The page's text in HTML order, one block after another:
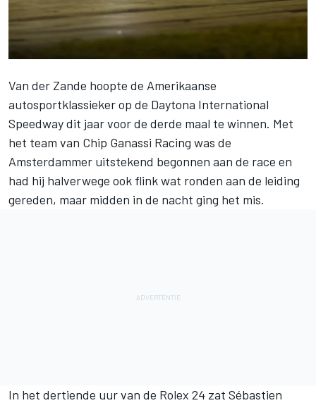
Van der Zande hoopte de Amerikaanse
autosportklassieker op de Daytona International
Speedway dit jaar voor de derde maal te winnen. Met
het team van Chip Ganassi Racing was de
Amsterdammer uitstekend begonnen aan de race en
had hij halverwege ook flink wat ronden aan de leiding
gereden, maar midden in de nacht ging het mis.
In het dertiende uur van de Rolex 24 zat Sébastien